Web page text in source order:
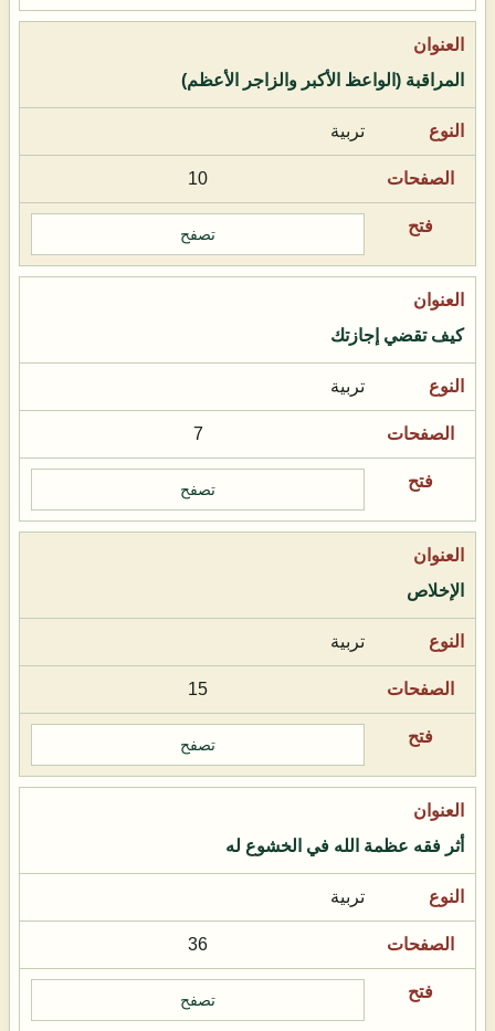
المراقبة (الواعظ الأكبر والزاجر الأعظم)
تربية
10
تصفح
كيف تقضي إجازتك
تربية
7
تصفح
الإخلاص
تربية
15
تصفح
أثر فقه عظمة الله في الخشوع له
تربية
36
تصفح